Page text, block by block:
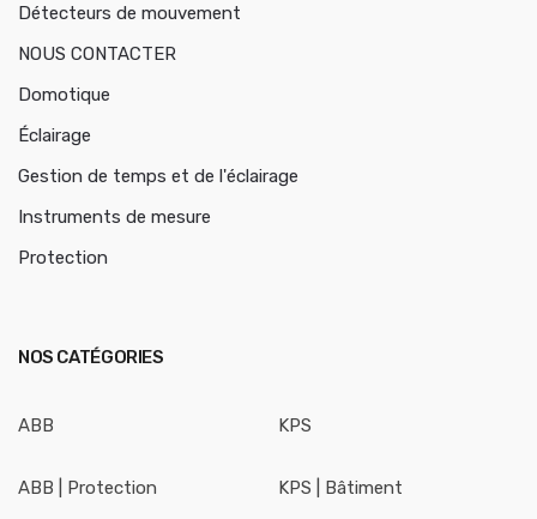
Détecteurs de mouvement
NOUS CONTACTER
Domotique
Éclairage
Gestion de temps et de l'éclairage
Instruments de mesure
Protection
NOS CATÉGORIES
ABB
ABB | Protection
KPS
KPS | Bâtiment